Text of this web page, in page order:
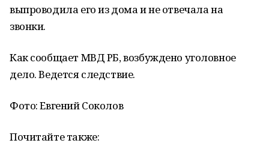
выпроводила его из дома и не отвечала на
звонки.
Как сообщает МВД РБ, возбуждено уголовное
дело. Ведется следствие.
Фото: Евгений Соколов
Почитайте также: